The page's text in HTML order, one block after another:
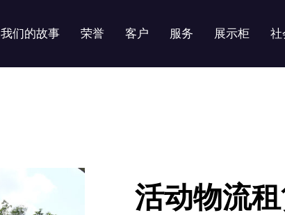
我们的故事 荣誉 客户 服务 展示柜 社
活动物流